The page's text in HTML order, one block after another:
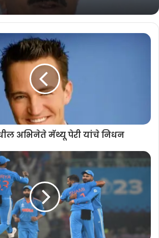
अभिनेते मॅथ्यू पेरी यांचे निधन